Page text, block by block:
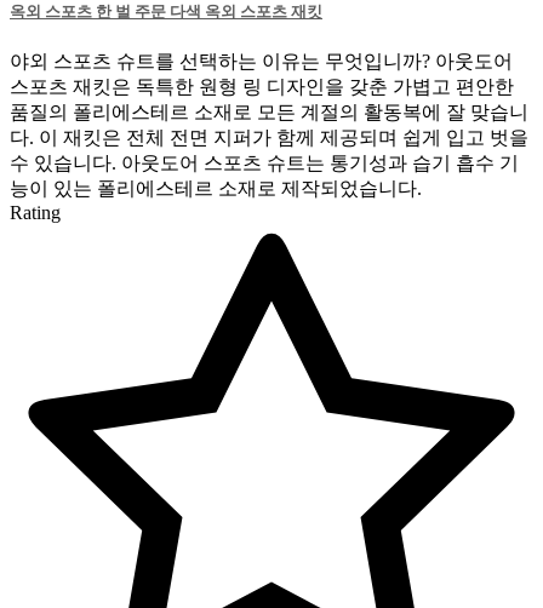
옥외 스포츠 한 벌 주문 다색 옥외 스포츠 재킷
야외 스포츠 슈트를 선택하는 이유는 무엇입니까? 아웃도어
스포츠 재킷은 독특한 원형 링 디자인을 갖춘 가볍고 편안한
품질의 폴리에스테르 소재로 모든 계절의 활동복에 잘 맞습니
다. 이 재킷은 전체 전면 지퍼가 함께 제공되며 쉽게 입고 벗을
수 있습니다. 아웃도어 스포츠 슈트는 통기성과 습기 흡수 기
능이 있는 폴리에스테르 소재로 제작되었습니다.
Rating